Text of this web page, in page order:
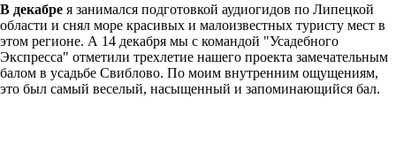
В декабре я занимался подготовкой аудиогидов по Липецкой
области и снял море красивых и малоизвестных туристу мест в
этом регионе. А 14 декабря мы с командой "Усадебного
Экспресса" отметили трехлетие нашего проекта замечательным
балом в усадьбе Свиблово. По моим внутренним ощущениям,
это был самый веселый, насыщенный и запоминающийся бал.